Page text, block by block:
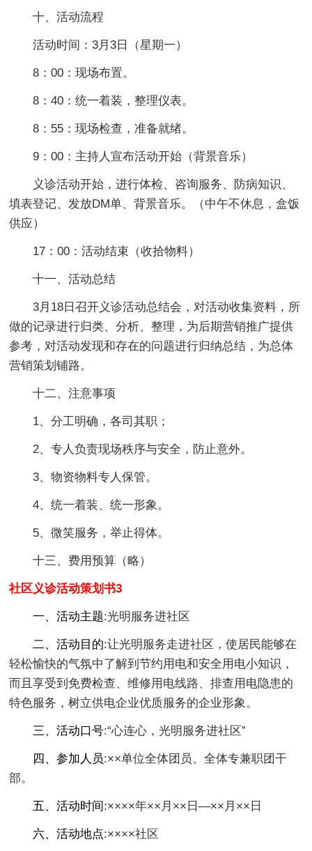
十、活动流程
活动时间：3月3日（星期一）
8：00：现场布置。
8：40：统一着装，整理仪表。
8：55：现场检查，准备就绪。
9：00：主持人宣布活动开始（背景音乐）
义诊活动开始，进行体检、咨询服务、防病知识、
填表登记、发放DM单、背景音乐。（中午不休息，盒饭
供应）
17：00：活动结束（收拾物料）
十一、活动总结
3月18日召开义诊活动总结会，对活动收集资料，所
做的记录进行归类、分析、整理，为后期营销推广提供
参考，对活动发现和存在的问题进行归纳总结，为总体
营销策划铺路。
十二、注意事项
1、分工明确，各司其职；
2、专人负责现场秩序与安全，防止意外。
3、物资物料专人保管。
4、统一着装、统一形象。
5、微笑服务，举止得体。
十三、费用预算（略）
社区义诊活动策划书3
一、活动主题:光明服务进社区
二、活动目的:让光明服务走进社区，使居民能够在
轻松愉快的气氛中了解到节约用电和安全用电小知识，
而且享受到免费检查、维修用电线路、排查用电隐患的
特色服务，树立供电企业优质服务的企业形象。
三、活动口号:“心连心，光明服务进社区”
四、参加人员:××单位全体团员、全体专兼职团干
部。
五、活动时间 :××××年××月××日—××月××日
六、活动地点:××××社区